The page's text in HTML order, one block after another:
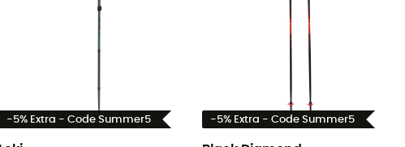
-5% Extra - Code Summer5 -5% Extra - Code Summer5